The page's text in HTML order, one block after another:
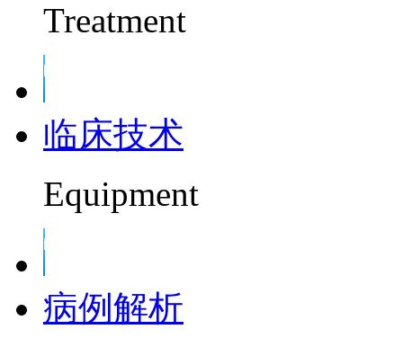
Treatment
临床技术
Equipment
病例解析